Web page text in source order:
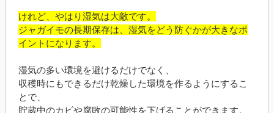
けれど、やはり湿気は大敵です。
ジャガイモの長期保存は、湿気をどう防ぐかが大きなポ
イントになります。
湿気の多い環境を避けるだけでなく、
収穫時にもできるだけ乾燥した環境を作るようにするこ
とで、
貯蔵中のカビや腐敗の可能性を下げることができます。